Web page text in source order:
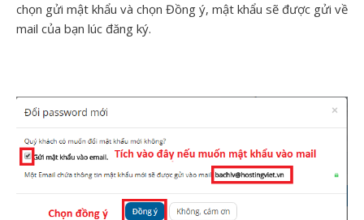
chọn gửi mật khẩu và chọn Đồng ý, mật khẩu sẽ được gửi về
mail của bạn lúc đăng ký.